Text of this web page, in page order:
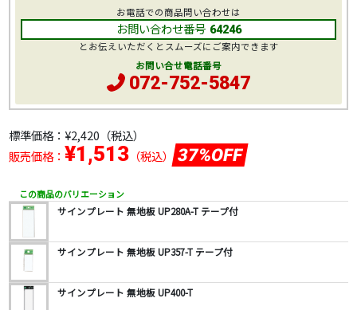
標準価格： ¥2,420 （税込）
販売価格： ¥1,513（税込） 37%OFF
この商品のバリエーション
サインプレート 無地板 UP280A-T テープ付
サインプレート 無地板 UP357-T テープ付
サインプレート 無地板 UP400-T
お電話での商品問い合わせは
お問い合わせ番号 64246
とお伝えいただくとスムーズにご案内できます
お問い合せ電話番号
072-752-5847